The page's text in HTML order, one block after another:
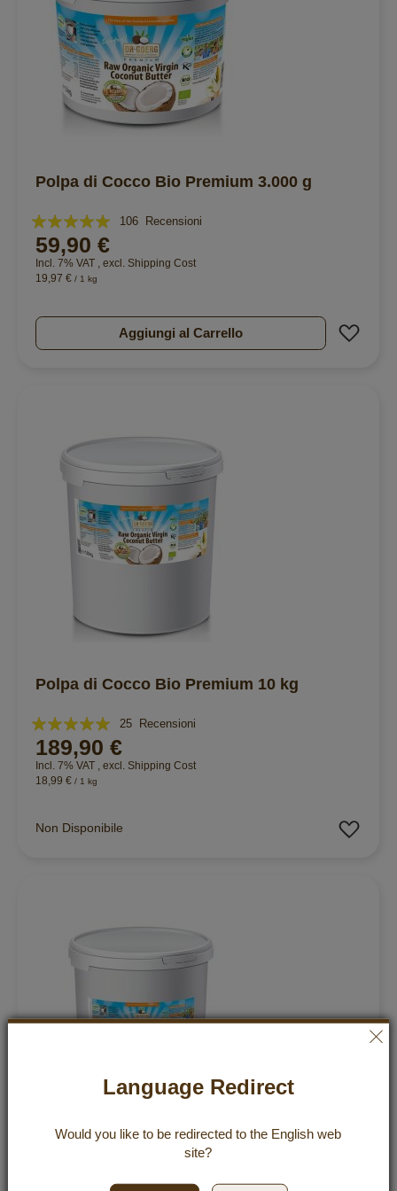
Polpa di Cocco Bio Premium 3.000 g
Valutazione:
100%
106 Recensioni
59,90 €
Incl. 7% VAT excl. Shipping Cost
19,97 € / 1 kg
Aggiungi al Carrello
Polpa di Cocco Bio Premium 10 kg
Valutazione:
99%
25 Recensioni
189,90 €
Incl. 7% VAT , excl. Shipping Cost
18,99 € / 1 kg
Non Disponibile
Language Redirect
Would you like to be redirected to the English web
site?